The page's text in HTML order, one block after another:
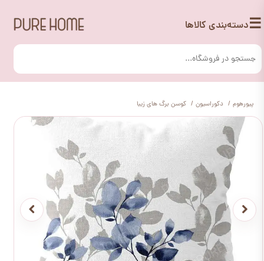
☰دسته‌بندی کالاها
پیورهوم دکوراسیون کوسن برگ های زیبا